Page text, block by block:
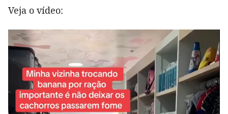
Veja o vídeo: